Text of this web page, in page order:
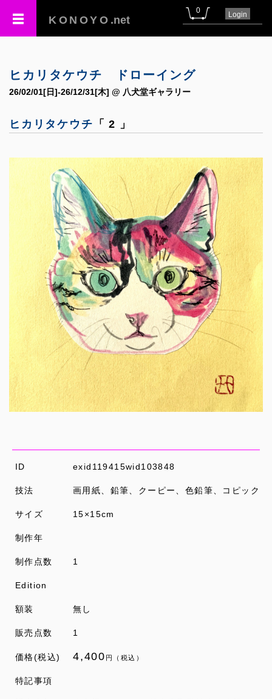
KONOYO .net
0 Login
ヒカリタケウチ ドローイング
26/02/01[日]-26/12/31[木] @ 八犬堂ギャラリー
ヒカリタケウチ 「 2 」
ID exid119415wid103848
技法 画用紙、鉛筆、クーピー、色鉛筆、コピック
サイズ 15×15cm
制作年
制作点数 1
Edition
額装 無し
販売点数 1
価格(税込) 4,400 円（税込）
特記事項